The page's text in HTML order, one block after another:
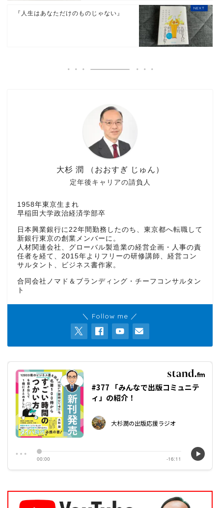
『人生はあなただけのものじゃない』
定年後キャリアの請負人
大杉 潤 （おおすぎ じゅん）
1958年東京生まれ
早稲田大学政治経済学部卒
日本興業銀行に22年間勤務したのち、東京都へ転職して
新銀行東京の創業メンバーに。
人材関連会社、グローバル製造業の経営企画・人事の責
任者を経て、2015年よりフリーの研修講師、経営コン
サルタント、ビジネス書作家。
合同会社ノマド＆ブランディング・チーフコンサルタン
ト
＼ Follow me ／